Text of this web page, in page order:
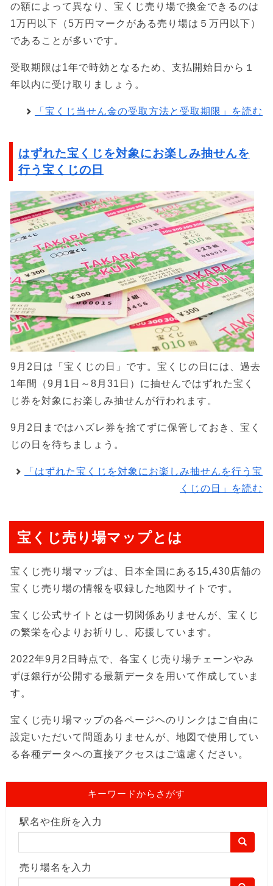
の額によって異なり、宝くじ売り場で換金できるのは
1万円以下（5万円マークがある売り場は５万円以下）
であることが多いです。
受取期限は1年で時効となるため、支払開始日から１
年以内に受け取りましょう。
「宝くじ当せん金の受取方法と受取期限」を読む
はずれた宝くじを対象にお楽しみ抽せんを
行う宝くじの日
9月2日は「宝くじの日」です。宝くじの日には、過去
1年間（9月1日～8月31日）に抽せんではずれた宝く
じ券を対象にお楽しみ抽せんが行われます。
9月2日まではハズレ券を捨てずに保管しておき、宝く
じの日を待ちましょう。
「はずれた宝くじを対象にお楽しみ抽せんを行う宝
くじの日」を読む
宝くじ売り場マップとは
宝くじ売り場マップは、日本全国にある15,430店舗の
宝くじ売り場の情報を収録した地図サイトです。
宝くじ公式サイトとは一切関係ありませんが、宝くじ
の繁栄を心よりお祈りし、応援しています。
2022年9月2日時点で、各宝くじ売り場チェーンやみ
ずほ銀行が公開する最新データを用いて作成していま
す。
宝くじ売り場マップの各ページヘのリンクはご自由に
設定いただいて問題ありませんが、地図で使用してい
る各種データへの直接アクセスはご遠慮ください。
キーワードからさがす
駅名や住所を入力
売り場名を入力